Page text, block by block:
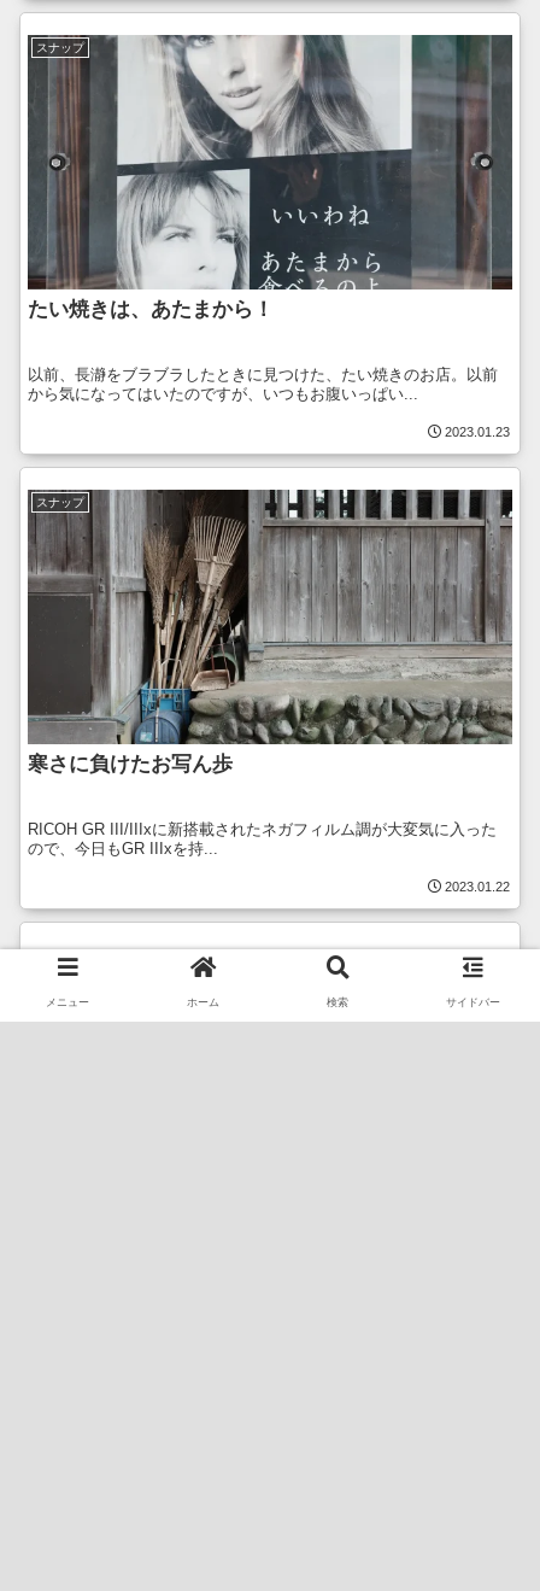
スナップ
たい焼きは、あたまから！
以前、長瀞をブラブラしたときに見つけた、たい焼きのお店。以前
から気になってはいたのですが、いつもお腹いっぱい...
2023.01.23
スナップ
寒さに負けたお写ん歩
RICOH GR III/IIIxに新搭載されたネガフィルム調が大変気に入った
ので、今日もGR IIIxを持...
2023.01.22
メニュー ホーム 検索 サイドバー